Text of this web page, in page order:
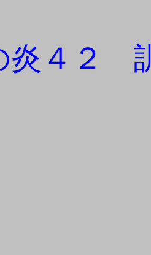
炎４２